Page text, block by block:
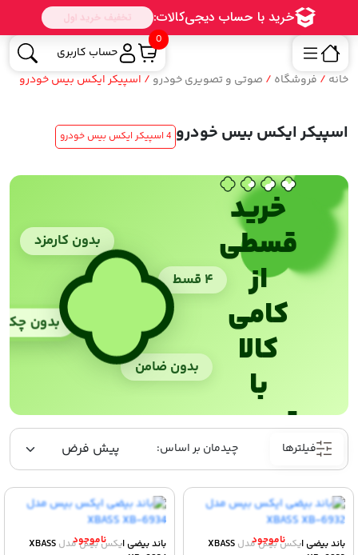
0
حساب کاربری
خانه / فروشگاه / صوتی و تصویری خودرو / اسپیکر ایکس بیس خودرو
اسپیکر ایکس بیس خودرو 4 اسپیکر ایکس بیس خودرو
خرید
قسطی
از
کامی
کالا
با
ترب‌پی
بدون کارمزد
۴ قسط
بدون چک
بدون ضامن
فیلترها
باند بیضی ایکس بیس مدل XBASS
باند بیضی ایکس بیس مدل XBASS